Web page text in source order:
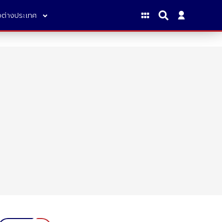
ต่างประเทศ